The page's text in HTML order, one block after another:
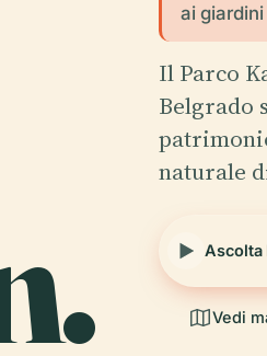
ai
Il Parco
Belgrado
naturale
Ascolta
Vedi